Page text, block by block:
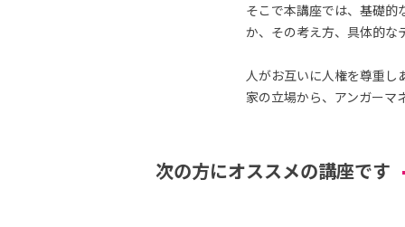
そこで本講座では、基礎的
か、その考え方、具体的な
人がお互いに人権を尊重し
家の立場から、アンガーマ
次の方にオススメの講座です